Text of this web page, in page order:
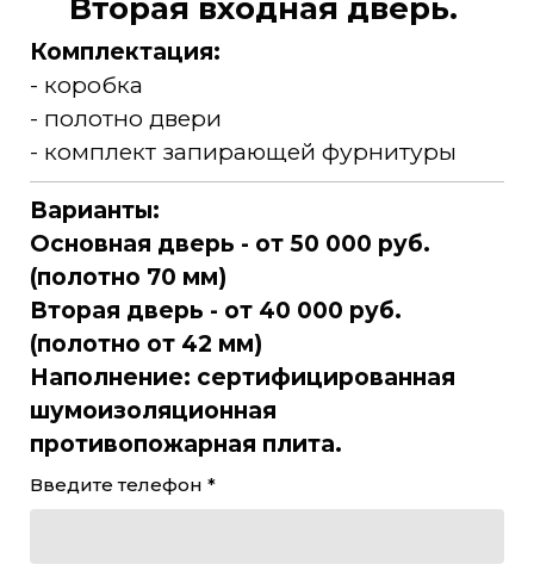
Вторая входная дверь.
Комплектация:
- коробка
- полотно двери
- комплект запирающей фурнитуры
Варианты:
Основная дверь - от 50 000 руб.
(полотно 70 мм)
Вторая дверь - от 40 000 руб.
(полотно от 42 мм)
Наполнение: сертифицированная
шумоизоляционная
противопожарная плита.
Введите телефон *